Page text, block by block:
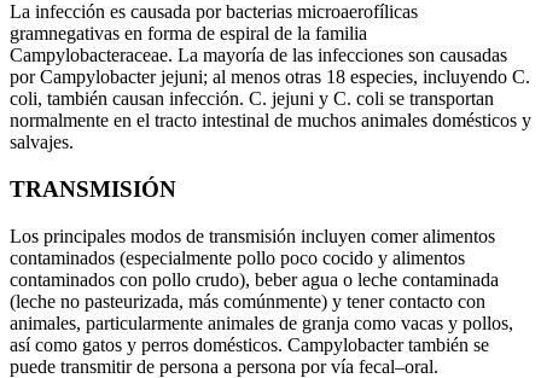
La infección es causada por bacterias microaerofílicas
gramnegativas en forma de espiral de la familia
Campylobacteraceae. La mayoría de las infecciones son causadas
por Campylobacter jejuni; al menos otras 18 especies, incluyendo C.
coli, también causan infección. C. jejuni y C. coli se transportan
normalmente en el tracto intestinal de muchos animales domésticos y
salvajes.
TRANSMISIÓN
Los principales modos de transmisión incluyen comer alimentos
contaminados (especialmente pollo poco cocido y alimentos
contaminados con pollo crudo), beber agua o leche contaminada
(leche no pasteurizada, más comúnmente) y tener contacto con
animales, particularmente animales de granja como vacas y pollos,
así como gatos y perros domésticos. Campylobacter también se
puede transmitir de persona a persona por vía fecal–oral.